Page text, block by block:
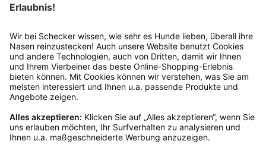
findest du online. Verpacke die Artikel
Rücksendeetikett auf das Paket. Dieses kannst du
dir in deinem Kundenkonto anfordern. Hast du als
Gast bestellt, schreibe uns eine Email an
verkauf@schecker.de oder rufe zu unseren
Servicezeiten an, dann lassen wir dir ein